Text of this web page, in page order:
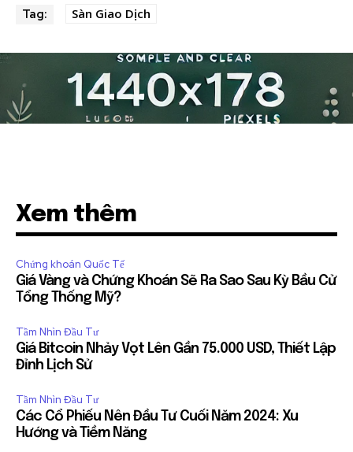
Tag: Sàn Giao Dịch
Xem thêm
Chứng khoán Quốc Tế
Giá Vàng và Chứng Khoán Sẽ Ra Sao Sau Kỳ Bầu Cử
Tổng Thống Mỹ?
Tầm Nhìn Đầu Tư
Giá Bitcoin Nhảy Vọt Lên Gần 75.000 USD, Thiết Lập
Đỉnh Lịch Sử
Tầm Nhìn Đầu Tư
Các Cổ Phiếu Nên Đầu Tư Cuối Năm 2024: Xu
Hướng và Tiềm Năng